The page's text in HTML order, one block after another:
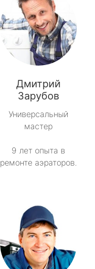
Дмитрий
Зарубов
Универсальный
мастер
9 лет опыта в
ремонте аэраторов.